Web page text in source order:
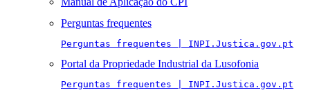
Perguntas frequentes
Perguntas frequentes | INPI.Justica.gov.pt
Portal da Propriedade Industrial da Lusofonia
Perguntas frequentes | INPI.Justica.gov.pt